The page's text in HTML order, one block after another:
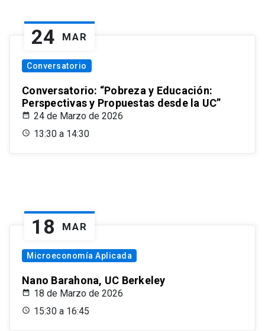
24 MAR
Conversatorio
Conversatorio: “Pobreza y Educación:
Perspectivas y Propuestas desde la UC”
24 de Marzo de 2026
13:30 a 14:30
18 MAR
Microeconomía Aplicada
Nano Barahona, UC Berkeley
18 de Marzo de 2026
15:30 a 16:45